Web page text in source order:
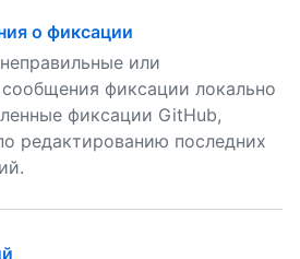
о фиксации
или
фиксации локально
фиксации GitHub,
редактированию последних